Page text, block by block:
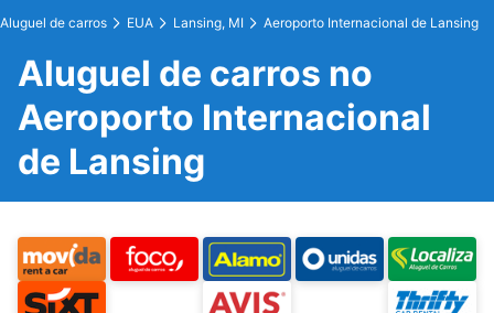
Aluguel de carros EUA Lansing, MI Aeroporto Internacional de Lansing
Aluguel de carros no
Aeroporto Internacional
de Lansing